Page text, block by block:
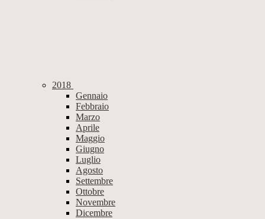
2018
Gennaio
Febbraio
Marzo
Aprile
Maggio
Giugno
Luglio
Agosto
Settembre
Ottobre
Novembre
Dicembre